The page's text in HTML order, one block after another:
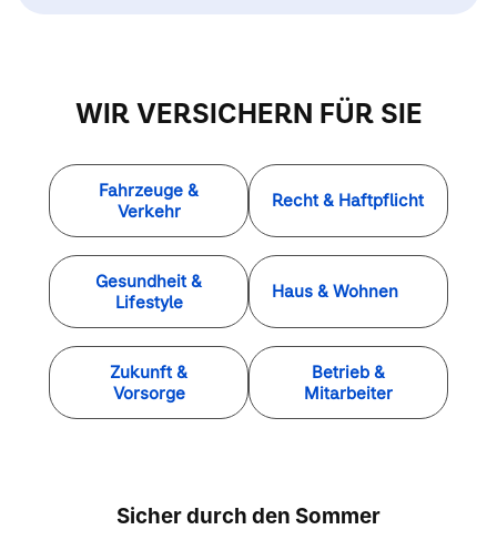
WIR VERSICHERN FÜR SIE
Fahrzeuge &
Verkehr
Recht & Haftpflicht
Gesundheit &
Lifestyle
Haus & Wohnen
Zukunft &
Vorsorge
Betrieb &
Mitarbeiter
Sicher durch den Sommer